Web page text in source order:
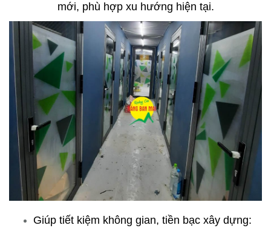
mới, phù hợp xu hướng hiện tại.
Giúp tiết kiệm không gian, tiền bạc xây dựng: